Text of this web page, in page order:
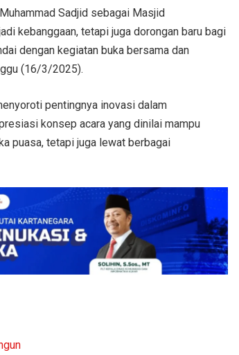
Sadjid sebagai Masjid
kebanggaan, tetapi juga dorongan baru bagi
dengan kegiatan buka bersama dan
(16/3/2025).
pentingnya inovasi dalam
konsep acara yang dinilai mampu
puasa, tetapi juga lewat berbagai